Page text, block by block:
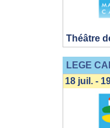
Théâtre
LEGE
18 juil. -